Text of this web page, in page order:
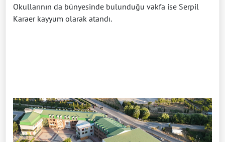
Okullarının da bünyesinde bulunduğu vakfa ise Serpil
Karaer kayyum olarak atandı.